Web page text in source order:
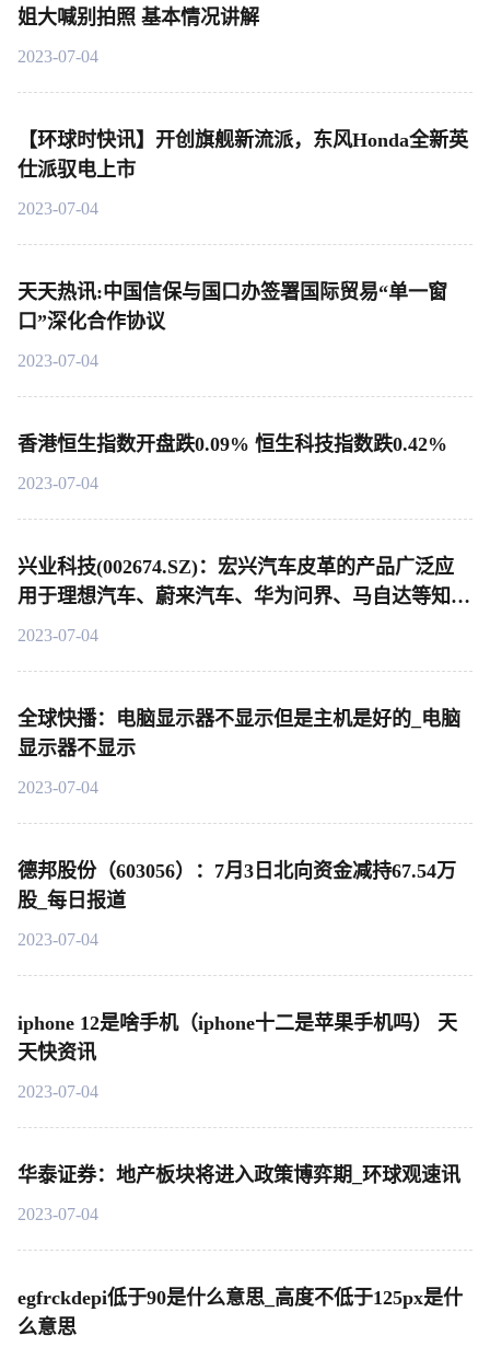
姐大喊别拍照 基本情况讲解
2023-07-04
【环球时快讯】开创旗舰新流派，东风Honda全新英
仕派驭电上市
2023-07-04
天天热讯:中国信保与国口办签署国际贸易“单一窗
口”深化合作协议
2023-07-04
香港恒生指数开盘跌0.09% 恒生科技指数跌0.42%
2023-07-04
兴业科技(002674.SZ)：宏兴汽车皮革的产品广泛应
用于理想汽车、蔚来汽车、华为问界、马自达等知名
品牌的中高端车型-每日观点
2023-07-04
全球快播：电脑显示器不显示但是主机是好的_电脑
显示器不显示
2023-07-04
德邦股份（603056）：7月3日北向资金减持67.54万
股_每日报道
2023-07-04
iphone 12是啥手机（iphone十二是苹果手机吗） 天
天快资讯
2023-07-04
华泰证券：地产板块将进入政策博弈期_环球观速讯
2023-07-04
egfrckdepi低于90是什么意思_高度不低于125px是什
么意思